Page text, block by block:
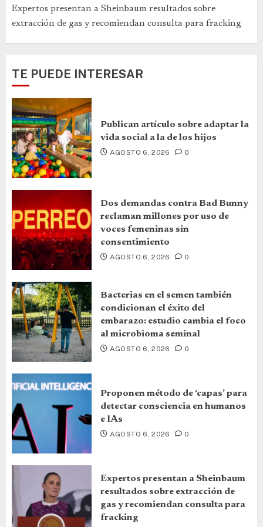
Expertos presentan a Sheinbaum resultados sobre
extracción de gas y recomiendan consulta para fracking
TE PUEDE INTERESAR
Publican artículo sobre adaptar la
vida social a la de los hijos
AGOSTO 6, 2026 0
Dos demandas contra Bad Bunny
reclaman millones por uso de
voces femeninas sin
consentimiento
AGOSTO 6, 2026 0
Bacterias en el semen también
condicionan el éxito del
embarazo: estudio cambia el foco
al microbioma seminal
AGOSTO 6, 2026 0
Proponen método de ‘capas’ para
detectar consciencia en humanos
e IAs
AGOSTO 6, 2026 0
Expertos presentan a Sheinbaum
resultados sobre extracción de
gas y recomiendan consulta para
fracking